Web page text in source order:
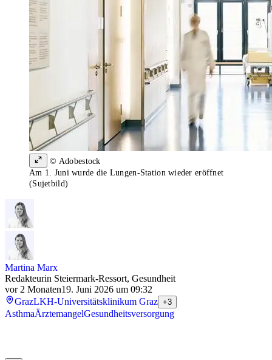
© Adobestock
Am 1. Juni wurde die Lungen-Station wieder eröffnet
(Sujetbild)
Martina Marx
Redakteurin Steiermark-Ressort, Gesundheit
vor 2 Monaten19. Juni 2026 um 09:32
GrazLKH-Universitätsklinikum Graz +3
AsthmaÄrztemangelGesundheitsversorgung